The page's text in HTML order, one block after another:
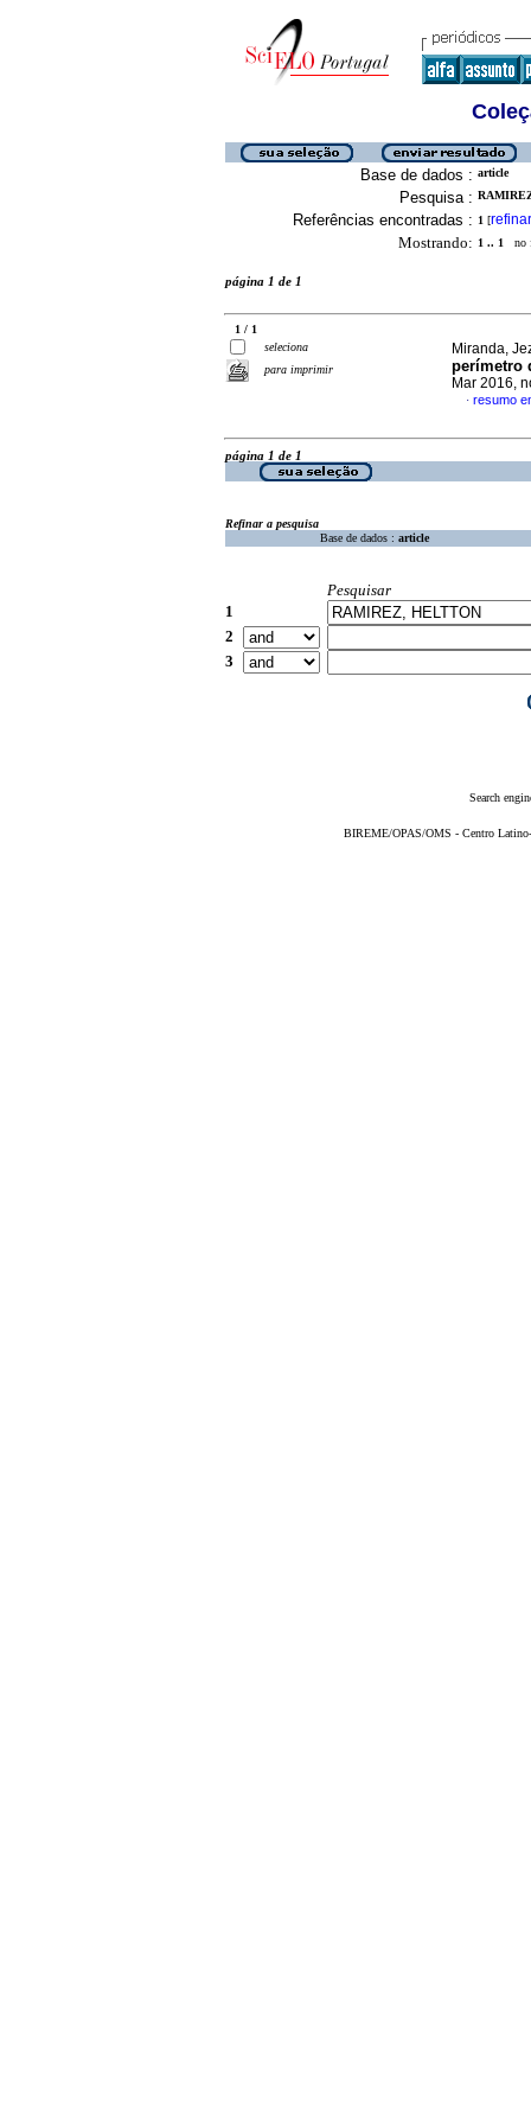
Base de dados : article
Pesquisa :
Referências encontradas : 1 [refinar
Mostrando: 1 .. 1 no
página 1 de 1
1 / 1
seleciona
para imprimir
Miranda,
perímetro
Mar 2016,
· resumo
página 1 de 1
Refinar a pesquisa
Base de dados : article
Pesquisar
1
2
3
Search
BIREME/OPAS/OMS - Centro Latino-